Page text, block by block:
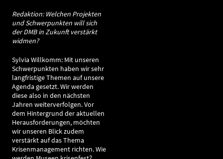
Redaktion: Welchen Projekten
und Schwerpunkten will sich
der DMB in Zukunft verstärkt
widmen?
Sylvia Willkomm: Mit unseren
Schwerpunkten haben wir sehr
langfristige Themen auf unsere
Agenda gesetzt. Wir werden
diese also in den nächsten
Jahren weiterverfolgen. Vor
dem Hintergrund der aktuellen
Herausforderungen, möchten
wir unseren Blick zudem
verstärkt auf das Thema
Krisenmanagement richten. Wie